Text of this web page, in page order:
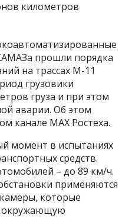
прошли порядка
на трассах М-11
грузовики
груза и при этом
аварии. Об этом
канале MAX Ростеха.
момент в испытаниях
средств.
– до 89 км/ч.
применяются
которые
окружающую